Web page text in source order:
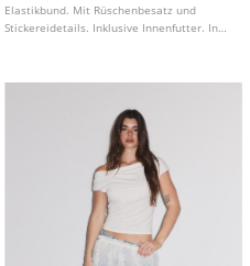
Elastikbund. Mit Rüschenbesatz und
Stickereidetails. Inklusive Innenfutter. In